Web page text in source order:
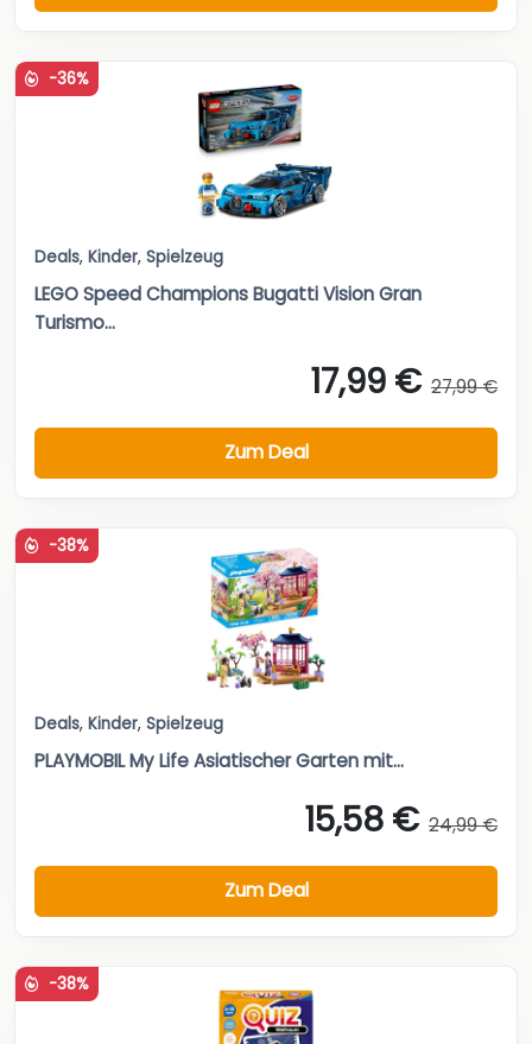
-36%
Deals, Kinder, Spielzeug
LEGO Speed Champions Bugatti Vision Gran
Turismo...
17,99 € 27,99 €
Zum Deal
-38%
Deals, Kinder, Spielzeug
PLAYMOBIL My Life Asiatischer Garten mit...
15,58 € 24,99 €
Zum Deal
-38%